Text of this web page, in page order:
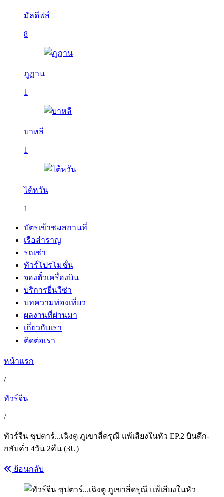
มัลดีฟส์
8
ภูฏาน
1
บาหลี
1
ไต้หวัน
1
บัตรเข้าชมสถานที่
เรือสำราญ
รถเช่า
ทัวร์โปรโมชั่น
จองตั๋วเครื่องบิน
บริการยื่นวีซ่า
บทความท่องเที่ยว
ผลงานที่ผ่านมา
เกี่ยวกับเรา
ติดต่อเรา
หน้าแรก
/
ทัวร์จีน
/
ทัวร์จีน ซุปตาร์...เฉิงตู ภูเขาสี่ดรุณี แพ้เสียงในหัว EP.2 บินดึก-
กลับค่ำ 4วัน 2คืน (3U)
ย้อนกลับ